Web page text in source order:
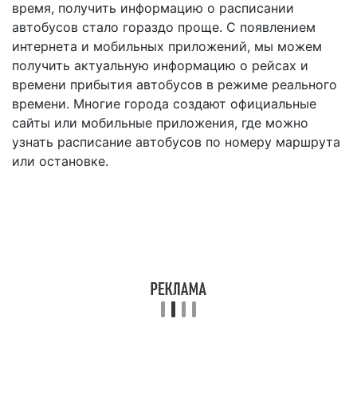
время, получить информацию о расписании
автобусов стало гораздо проще. С появлением
интернета и мобильных приложений, мы можем
получить актуальную информацию о рейсах и
времени прибытия автобусов в режиме реального
времени. Многие города создают официальные
сайты или мобильные приложения, где можно
узнать расписание автобусов по номеру маршрута
или остановке.